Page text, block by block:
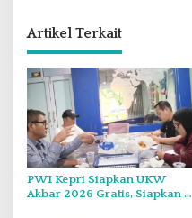
Artikel Terkait
PWI Kepri Siapkan UKW
Akbar 2026 Gratis, Siapkan 6